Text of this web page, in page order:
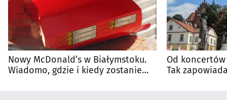
Nowy McDonald’s w Białymstoku.
Wiadomo, gdzie i kiedy zostanie
Od
Tak